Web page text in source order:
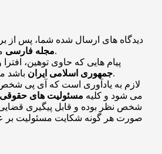
دیدگاه های ارسال شده شما، پس
مجله فارسیمنتشر خواهد شد.
پیام هایی که حاوی توهین، افترا
جمهوری اسلامی ایرانباشد منتشر نخواهد شد.
لازم به یادآوری است که آی پی
می شود و کلیه مسئولیت های حقوقی
شخص نظر بوده و قابل پیگیری
صورت هر گونه شکایت مسئولیت